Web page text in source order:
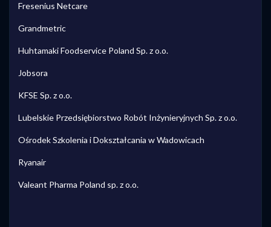
Fresenius Netcare
Grandmetric
Huhtamaki Foodservice Poland Sp. z o.o.
Jobsora
KFSE Sp. z o.o.
Lubelskie Przedsiębiorstwo Robót Inżynieryjnych Sp. z o.o.
Ośrodek Szkolenia i Dokształcania w Wadowicach
Ryanair
Valeant Pharma Poland sp. z o.o.